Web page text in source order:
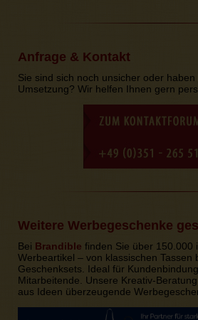
Anfrage & Kontakt
Sie sind sich noch unsicher oder
Umsetzung? Wir helfen Ihnen gern
Weitere Werbegeschenke
Bei Brandible finden Sie über 150.000
Werbeartikel – von klassischen Tassen
Geschenksets. Ideal für
Mitarbeitende. Unsere Kreativ-
aus Ideen überzeugende